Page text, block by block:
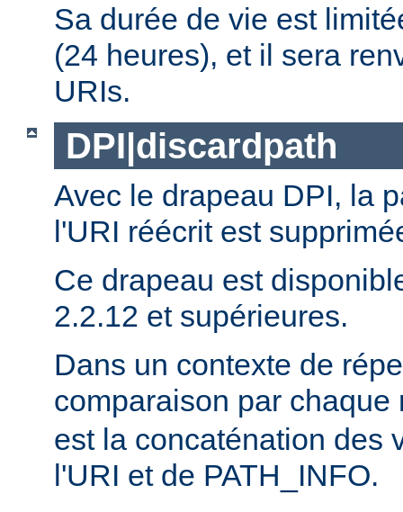
Sa durée de vie est
(24 heures), et il sera
URIs.
DPI|discardpath
Avec le drapeau DPI, la
l'URI réécrit est
Ce drapeau est
2.2.12 et supérieures.
Dans un contexte de
comparaison par
est la concaténation des
l'URI et de PATH_INFO.